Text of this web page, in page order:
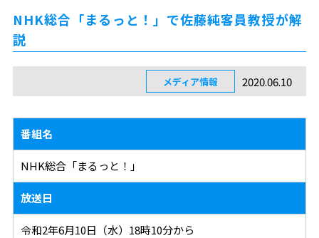
NHK総合「まるっと！」で佐藤純客員教授が解
説
メディア情報 2020.06.10
番組名
NHK総合「まるっと！」
放送日
令和2年6月10日（水）18時10分から